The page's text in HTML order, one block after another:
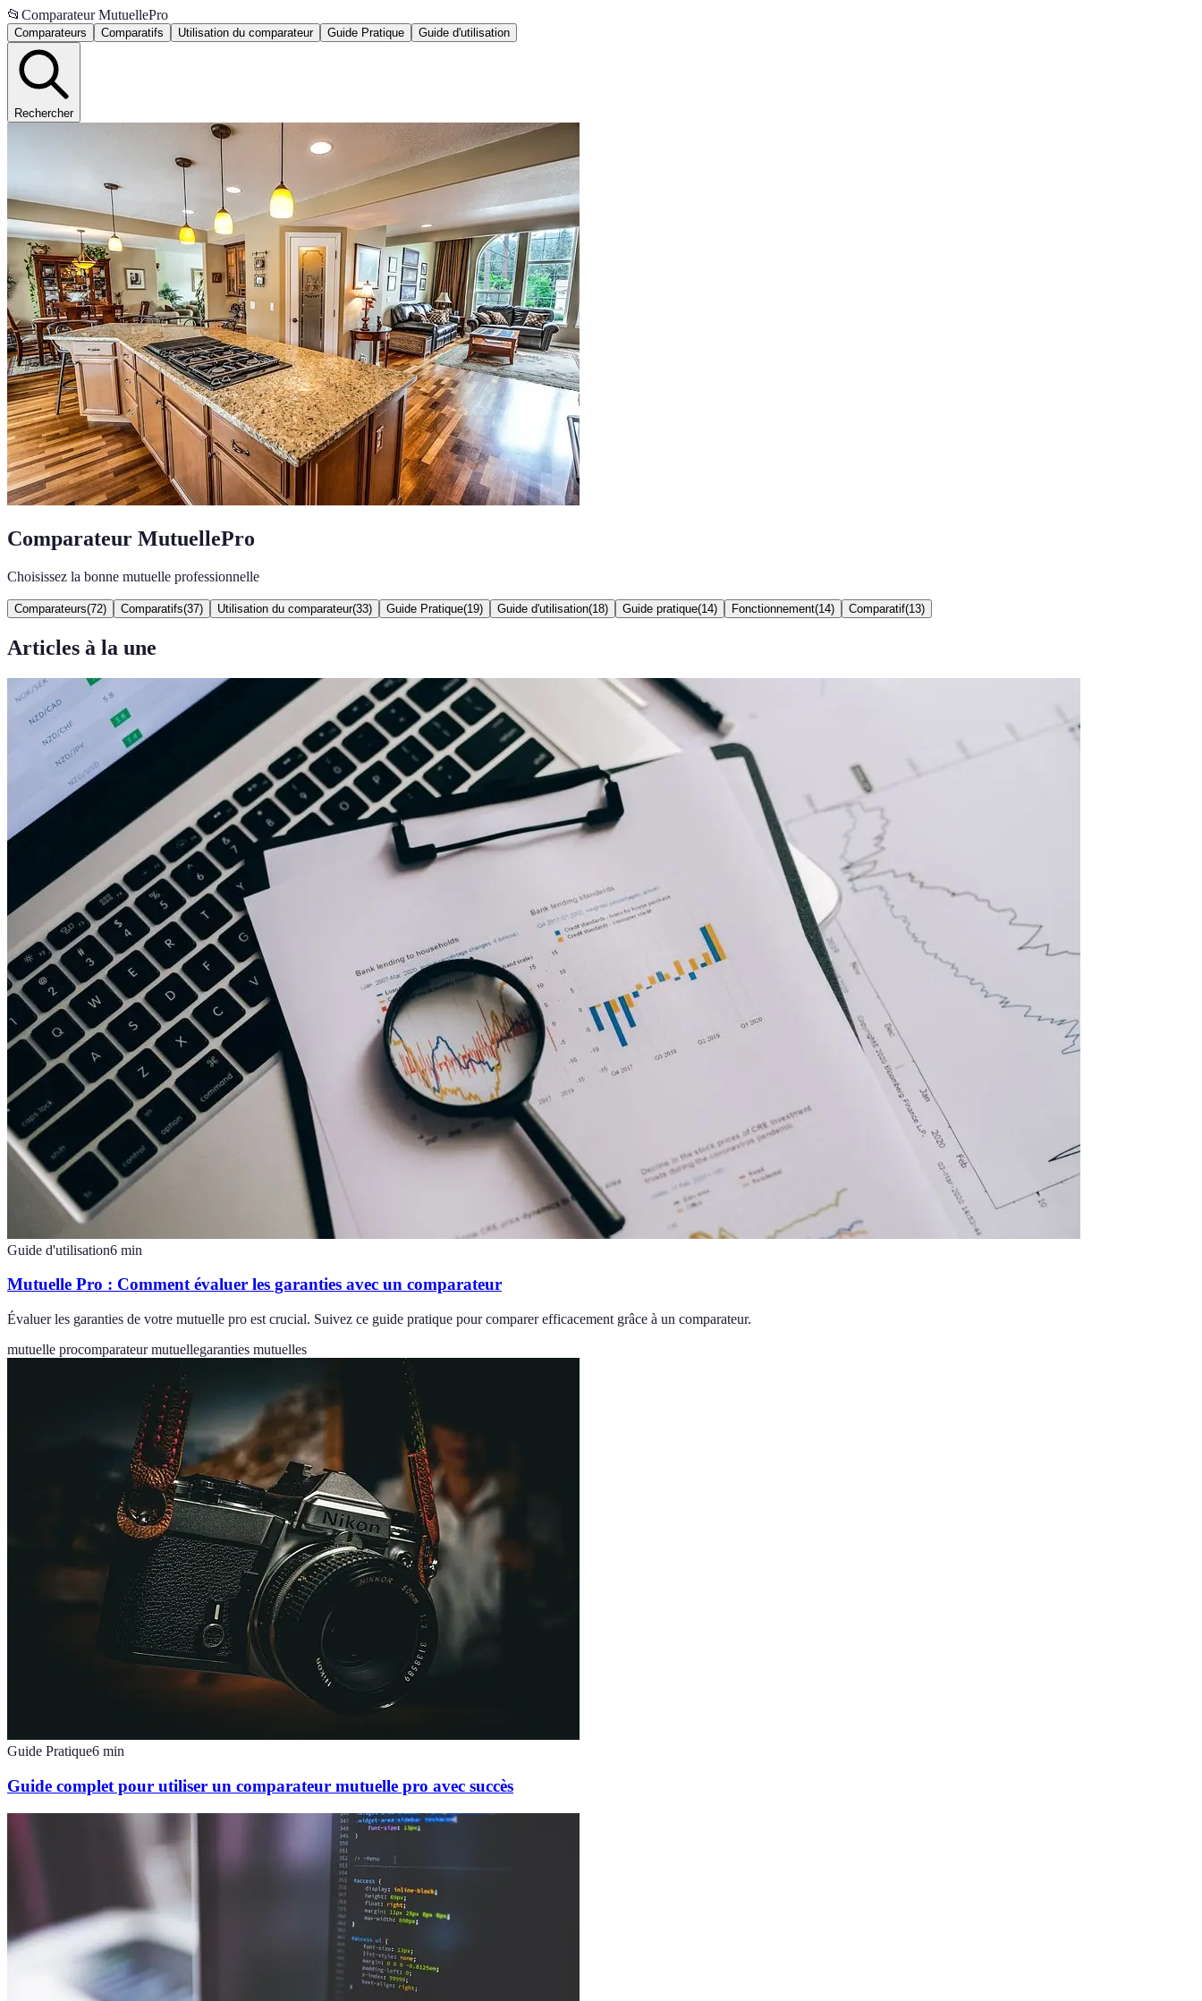
📂 Comparateur MutuellePro
Comparateurs Comparatifs Utilisation du comparateur Guide Pratique Guide d'utilisation
Rechercher
Comparateur MutuellePro
Choisissez la bonne mutuelle professionnelle
Comparateurs(72) Comparatifs(37) Utilisation du comparateur(33) Guide Pratique(19) Guide d'utilisation(18) Guide pratique(14) Fonctionnement(14) Comparatif(13)
Articles à la une
Guide d'utilisation6 min
Mutuelle Pro : Comment évaluer les garanties avec un comparateur
Évaluer les garanties de votre mutuelle pro est crucial. Suivez ce guide pratique pour comparer efficacement grâce à un comparateur.
mutuelle procomparateur mutuellegaranties mutuelles
Guide Pratique6 min
Guide complet pour utiliser un comparateur mutuelle pro avec succès